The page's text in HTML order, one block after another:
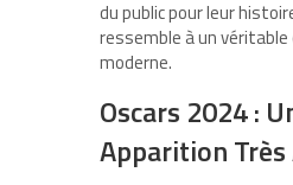
du public pour leur
ressemble à un
moderne.
Oscars 2024 :
Apparition